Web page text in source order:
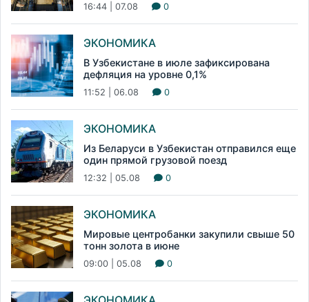
16:44 | 07.08 0
ЭКОНОМИКА
В Узбекистане в июле зафиксирована
дефляция на уровне 0,1%
11:52 | 06.08 0
ЭКОНОМИКА
Из Беларуси в Узбекистан отправился еще
один прямой грузовой поезд
12:32 | 05.08 0
ЭКОНОМИКА
Мировые центробанки закупили свыше 50
тонн золота в июне
09:00 | 05.08 0